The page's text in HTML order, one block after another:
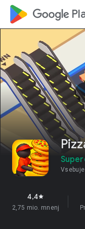
google_logo
4,4star
2,75 mio. mnenj